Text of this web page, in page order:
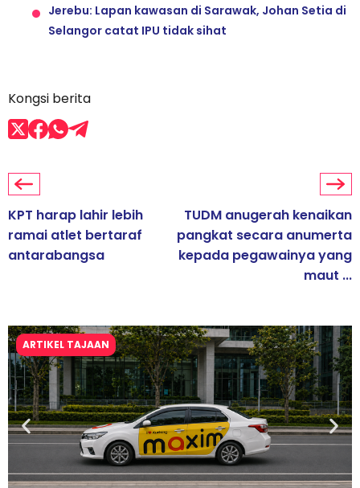
Jerebu: Lapan kawasan di Sarawak, Johan Setia di
Selangor catat IPU tidak sihat
Kongsi berita
KPT harap lahir lebih
ramai atlet bertaraf
antarabangsa
TUDM anugerah kenaikan
pangkat secara anumerta
kepada pegawainya yang
maut ...
ARTIKEL TAJAAN